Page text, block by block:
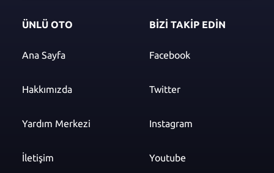
ÜNLÜ OTO
Ana Sayfa
Hakkımızda
Yardım Merkezi
İletişim
BİZİ TAKİP EDİN
Facebook
Twitter
Instagram
Youtube